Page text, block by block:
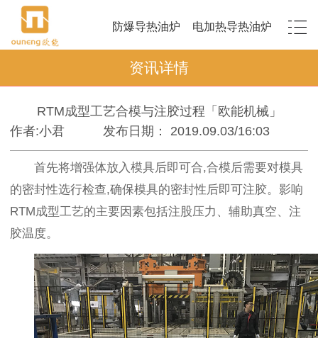
防爆导热油炉 电加热导热油炉
资讯详情
RTM成型工艺合模与注胶过程「欧能机械」
作者:小君
发布日期： 2019.09.03/16:03
首先将增强体放入模具后即可合,合模后需要对模具
的密封性选行检查,确保模具的密封性后即可注胶。影响
RTM成型工艺的主要因素包括注股压力、辅助真空、注
胶温度。